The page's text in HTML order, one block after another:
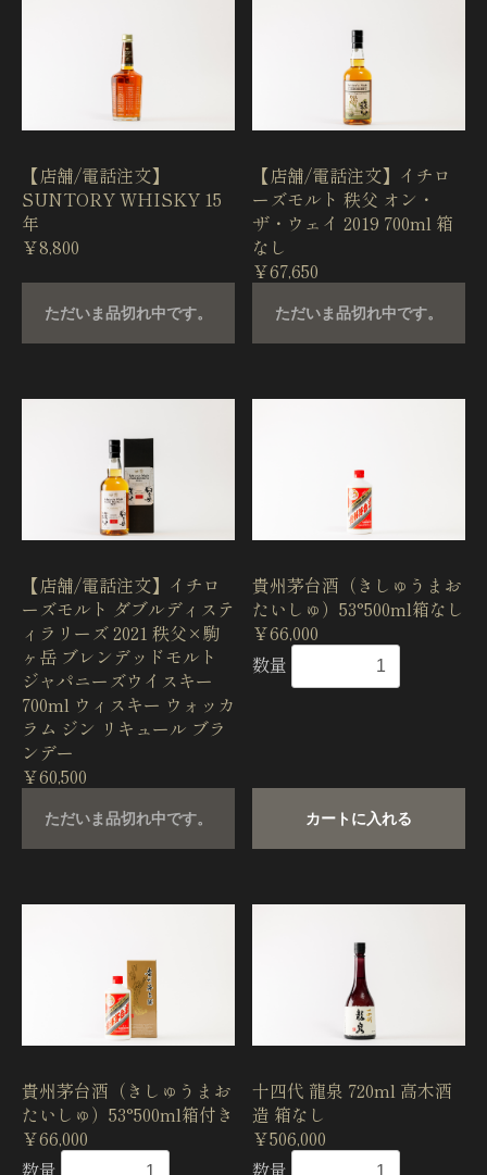
【店舗/電話注文】
SUNTORY WHISKY 15
年
￥8,800
ただいま品切れ中です。
【店舗/電話注文】イチロ
ーズモルト 秩父 オン・
ザ・ウェイ 2019 700ml 箱
なし
￥67,650
ただいま品切れ中です。
【店舗/電話注文】イチロ
ーズモルト ダブルディステ
ィラリーズ 2021 秩父×駒
ヶ岳 ブレンデッドモルト
ジャパニーズウイスキー
700ml ウィスキー ウォッカ
ラム ジン リキュール ブラ
ンデー
￥60,500
ただいま品切れ中です。
貴州茅台酒（きしゅうまお
たいしゅ）53°500ml箱なし
￥66,000
数量
カートに入れる
貴州茅台酒（きしゅうまお
たいしゅ）53°500ml箱付き
￥66,000
数量
十四代 龍泉 720ml 高木酒
造 箱なし
￥506,000
数量